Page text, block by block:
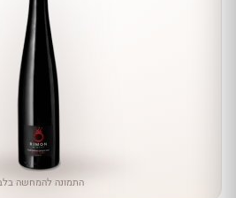
התמונה להמחשה